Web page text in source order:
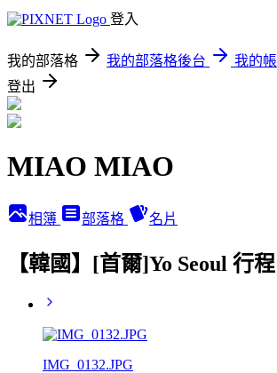
登入
我的部落格 我的部落格後台
我的
登出
MIAO MIAO
相簿 部落格 名片
【韓國】[首爾]Yo Seoul 行
IMG_0132.JPG